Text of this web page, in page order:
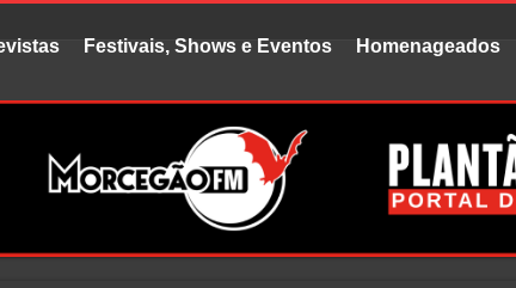
Festivais, Shows e Eventos Homenageados